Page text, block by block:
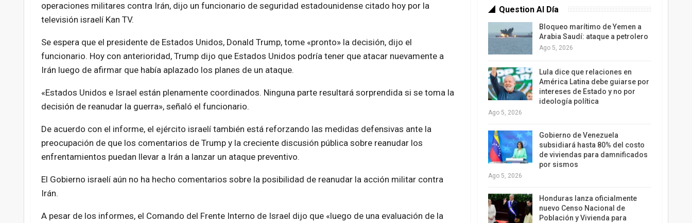
operaciones militares contra Irán, dijo un funcionario de seguridad estadounidense citado hoy por la
televisión israelí Kan TV.
Se espera que el presidente de Estados Unidos, Donald Trump, tome «pronto» la decisión, dijo el
funcionario. Hoy con anterioridad, Trump dijo que Estados Unidos podría tener que atacar nuevamente a
Irán luego de afirmar que había aplazado los planes de un ataque.
«Estados Unidos e Israel están plenamente coordinados. Ninguna parte resultará sorprendida si se toma la
decisión de reanudar la guerra», señaló el funcionario.
De acuerdo con el informe, el ejército israelí también está reforzando las medidas defensivas ante la
preocupación de que los comentarios de Trump y la creciente discusión pública sobre reanudar los
enfrentamientos puedan llevar a Irán a lanzar un ataque preventivo.
El Gobierno israelí aún no ha hecho comentarios sobre la posibilidad de reanudar la acción militar contra
Irán.
A pesar de los informes, el Comando del Frente Interno de Israel dijo que «luego de una evaluación de la
Question Al Día
Bloqueo marítimo de Yemen a
Arabia Saudí: ataque a petrolero
Ago 5, 2026
Lula dice que relaciones en
América Latina debe guiarse por
intereses de Estado y no por
ideología política
Ago 5, 2026
Gobierno de Venezuela
subsidiará hasta 80% del costo
de viviendas para damnificados
por sismos
Ago 5, 2026
Honduras lanza oficialmente
nuevo Censo Nacional de
Población y Vivienda para